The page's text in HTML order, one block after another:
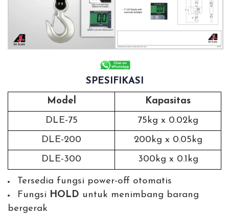
SPESIFIKASI
Model
Kapasitas
DLE-75
75kg x 0.02kg
DLE-200
200kg x 0.05kg
DLE-300
300kg x 0.1kg
Tersedia fungsi power-off otomatis
Fungsi HOLD untuk menimbang barang
bergerak